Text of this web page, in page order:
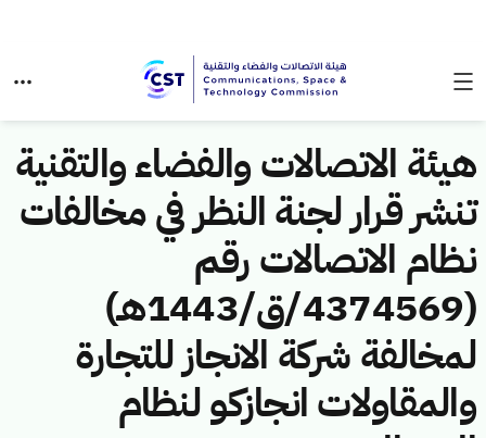
هيئة الاتصالات والفضاء والتقنية
تنشر قرار لجنة النظر في مخالفات
نظام الاتصالات رقم
(4374569/ق/1443هـ)
لمخالفة شركة الانجاز للتجارة
والمقاولات انجازكو لنظام